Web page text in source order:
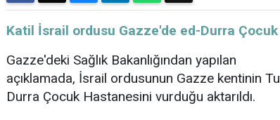
​​​​​​​Katil İsrail ordusu Gazze'de ed-Durra
Gazze'deki Sağlık Bakanlığından yapılan
açıklamada, İsrail ordusunun Gazze kentinin
Durra Çocuk Hastanesini vurduğu aktarıldı.